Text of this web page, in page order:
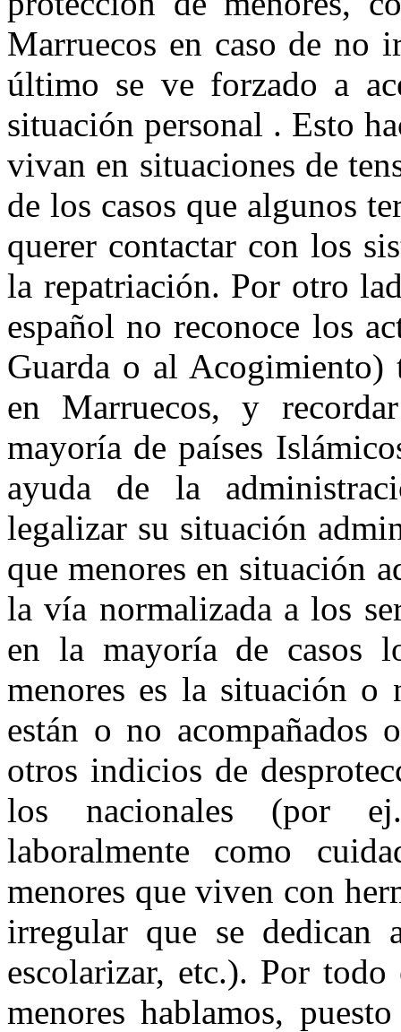
Marruecos en caso de no
último se ve forzado a
situación personal . Esto
vivan en situaciones de
de los casos que algunos
querer contactar con los
la repatriación. Por otro
español no reconoce los
Guarda o al Acogimiento)
en Marruecos, y
mayoría de países
ayuda de la
legalizar su situación
que menores en situación
la vía normalizada a los
en la mayoría de casos
menores es la situación
están o no acompañados
otros indicios de
los nacionales (por ej.
laboralmente como
menores que viven con
irregular que se
escolarizar, etc.). Por
menores hablamos,